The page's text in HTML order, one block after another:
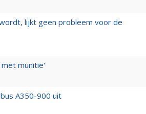
lijkt geen probleem voor de
munitie'
A350-900 uit